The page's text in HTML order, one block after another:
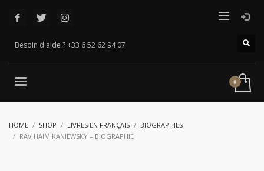
Besoin d'aide ? +33 6 52 62 94 07
HOME SHOP LIVRES EN FRANÇAIS
BIOGRAPHIES
RAV HAIM KANIEWSKY – BIOGRAPHIE